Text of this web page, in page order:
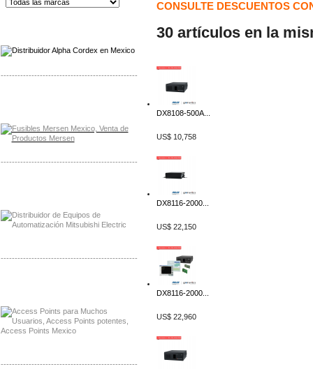
-------------------------------------------------
-------------------------------------------------
-------------------------------------------------
-------------------------------------------------
CONSULTE DESCUENTOS
30 artículos en la
DX8108-500A...
US$ 10,758
DX8116-2000...
US$ 22,150
DX8116-2000...
US$ 22,960